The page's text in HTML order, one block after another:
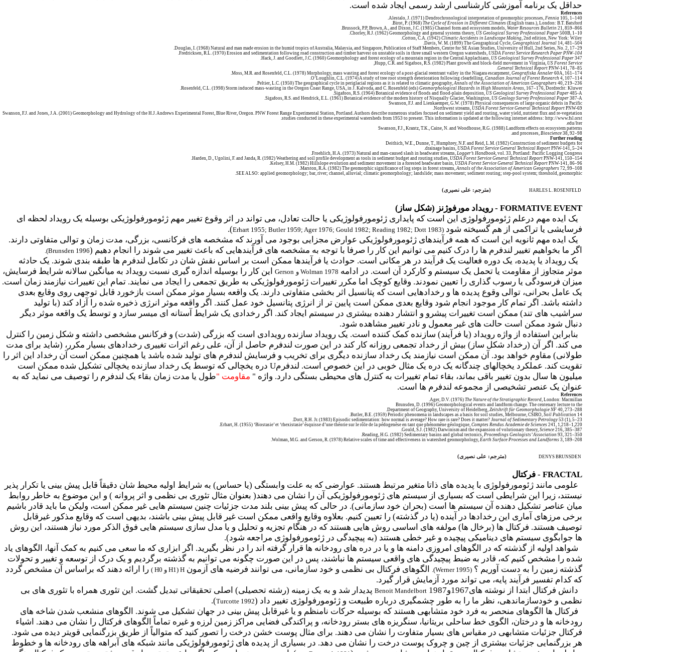
حداقل یک برنامه آموزشی کارشناسی ارشد رسمی ایجاد شده است.
References
Alestalo, J. (1971) Dendrochronological interpretation of geomorphic processes, Fennia 105, 1–140.
Birot, P. (1968) The Cycle of Erosion in Different Climates (English trans.), London: B.T. Batsford.
Brussock, P.P, Brown, A., and Dixon, J.C. (1985) Channel form and ecosystem models, Water Resources Bulletin 21, 859–866.
Chorley, R.J. (1962) Geomorphology and general systems theory, US Geological Survey Professional Paper 500B, 1–10.
Cotton, C.A. (1942) Climatic Accidents in Landscape Making, 2nd edition, New York: Wiley.
Davis, W. M. (1899) The Geographical Cycle, Geographical Journal 14, 481–504.
Douglas, I. (1968) Natural and man made erosion in the humid tropics of Australia, Malaysia, and Singapore, Publication of Staff Members, Centre for SE Asian Studies, University of Hull, 2nd Series, No. 2, 17–29.
Fredricksen, R.L. (1970) Erosion and sedimentation following road construction and timber harvest on unstable soils in three small western Oregon watersheds, USDA Forest Service Research Paper PNW-104
.
Hack, J. and Goodlett, J.C. (1960) Geomorphology and forest ecology of a mountain region in the Central Applachians, US Geological Survey Professional Paper 347.
Hupp, C.R. and Sigafoos, R.S. (1982) Plant growth and block-field movement in Virginia, US Forest Service,
General Technical Report PNW-141, 78–85.
Moss, M.R. and Rosenfeld, C.L. (1978) Morphology, mass wasting and forest ecology of a post-glacial reentrant valley in the Niagara escarpment, Geografiska Annaler 60A, 161–174.
O’Loughlin, C.L. (1974) A study of tree root strength deterioration following clearfelling, Canadian Journal of Forest Research 4, 107–114.
Peltier, L.C. (1950) The geographical cycle in periglacial regions as it is related to climatic geography,Annals of the Association of American Geographers 40, 219–236.
Rosenfeld, C.L. (1998) Storm induced mass-wasting in the Oregon Coast Range, USA, in J. Kalvoda, and C. Rosenfeld (eds) Geomorphological Hazards in High Mountain Areas, 167–176, Dordrecht: Kluwer.
Sigafoos, R.S. (1964) Botanical evidence of floods and flood-plain deposition, US Geological Survey Professional Paper 485-A.
Sigafoos, R.S. and Hendrick, E.L. (1961) Botanical evidence of the modern history of Nisqually Glacier, Washington, US Geology Survey Professional Paper 387-A.
Swanson, F.J. and Lienkaemper, G.W. (1978) Physical consequences of large organic debris in Pacific
Northwest streams, USDA Forest Service General Technical Report PNW-69.
Swanson, F.J. and Jones, J.A. (2001) Geomorphology and Hydrology of the H.J. Andrews Experimental Forest, Blue River, Oregon. PNW Forest Range Experimental Station, Portland. Authors describe numerous studies focused on sediment yield and routing, water yield, nutrient flux and re-vegetation
studies conducted in these experimental watersheds from 1953 to present. This information is updated at the following internet address: http://www.fsl.orst.
edu/lter.
Swanson, F.J., Krantz, T.K., Caine, N. and Woodhouse, R.G. (1988) Landform effects on ecosystem patterns
and processes, Bioscience 38, 92–98.
Further reading
Deithich, W.E., Dunne, T., Humphrey, N.F. and Reid, L.M. (1982) Construction of sediment budgets for
drainage basins, USDA Forest Service General Technical Report PNW-141, 5–24.
Froehlich, H.A. (1973) Natural and man-caused slash in headwater streams, Logger’s Handbook, vol. 33, Portland: Pacific Logging Congress.
Harden, D., Ugolini, F. and Janda, R. (1982) Weathering and soil profile development as tools in sediment budget and routing studies, USDA Forest Service General Technical Report PNW-141, 150–154.
Kelsey, H.M. (1982) Hillslope evolution and sediment movement in a forested headwater basin, USDA Forest Service General Technical Report PNW-141, 86–96.
Marston, R.A. (1982) The geomorphic significance of log steps in forest streams,Annals of the Association of American Geographers 72, 99–108.
SEE ALSO: applied geomorphology; bar, river; channel, alluvial; climatic geomorphology; landslide; mass movement; sediment routing; step-pool system; threshold, geomorphic.
(مترجم: علی نصیری)
FORMATIVE EVENT - رویداد مورفوژنز (شکل ساز)
یک ایده مهم درعلم ژئومورفولوژی این است که پایداری ژئومورفولوژیکی یا حالت تعادل، می تواند در اثر وقوع تغییر مهم ژئومورفولوژیکی بوسیله یک رویداد لحظه ای
فرسایشی یا تراکمی از هم گسیخته شود (
Erhart 1955; Butler 1959; Ager 1976; Gould 1982; Reading 1982; Dott 1983
).
یک ایده مهم ثانویه این است که همه فرآیندهای ژئومورفولوژیکی عوارض مجزایی بوجود می آورند که مشخصه های فرکانسی، بزرگی، مدت زمان و توالی متفاوتی دارند.
اگر ما بخواهیم تغییر لندفرم ها را درک کنیم می توانیم این کار را صرفا با توجه به مشخصه های فرآیندهایی که باعث تغییر می شوند را انجام دهیم (Brunsden 1996
).
یک رویداد یا پدیده، یک دوره فعالیت یک فرآیند در هر مکانی است. حوادث یا فرآیندها ممکن است بر اساس نقش شان در تکامل لندفرم ها طبقه بندی شوند. یک حادثه
موثر متجاوز از مقاومت یا تحمل یک سیستم و کارکرد آن است. در ادامه Wolman 1978 و Gerson
این کار را بوسیله اندازه گیری نسبت رویداد به میانگین سالانه شرایط فرسایش،
میزان فرسودگی یا رسوب گذاری را تعیین نمودند. وقایع کوچک اما مکرر تغییرات ژئومورفولوژیکی به طریق تجمعی را ایجاد می نمایند. تمام این تغییرات نیازمند زمان است.
یک عامل بحرانی، توالی وقوع پدیده ها و رخدادهایی است که پتانسیل اثر بخشی متفاوتی دارند. یک واقعه بسیار موثر ممکن است بازخورد قابل توجهی روی وقایع بعدی
داشته باشد. اگر تمام کار موجود انجام شود وقایع بعدی ممکن است پایین تر از انرژی پتانسیل خود عمل کنند. اگر واقعه موثر انرژی ذخیره شده را آزاد کند (با تولید
سراشیب های تند) ممکن است تغییرات پیشرو و انتشار دهنده بیشتری در سیستم ایجاد کند. اگر رخدادی یک شرایط آستانه ای میسر سازد و توسط یک واقعه موثر دیگر
دنبال شود ممکن است حالت های غیر معمول و نادر تغییر مشاهده شود.
بنابراین استفاده از واژه رویداد (یا فرآیند) سازنده کمک کننده است. یک رویداد سازنده رویدادی است که بزرگی (شدت) و فرکانس مشخصی داشته و شکل زمین را کنترل
می کند. اگر آن (رخداد شکل ساز) بیش از رخداد تجمعی روزانه کار کند در این صورت لندفرم حاصل از آن، علی رغم اثرات تغییری رخدادهای بسیار مکرر، (شاید برای مدت
طولانی) مقاوم خواهد بود. آن ممکن است نیازمند یک رخداد سازنده دیگری برای تخریب و فرسایش لندفرم های تولید شده باشد یا همچنین ممکن است آن رخداد این اثر را
تقویت کند. عملکرد یخچالهای چندگانه یک دره یک مثال خوبی در این خصوص است. لندفرمU دره یخچالی که توسط یک رخداد سازنده یخچالی تشکیل شده ممکن است
میلیون ها سال بدون تغییر باقی بماند، بقاء تمام تغییرات به کنترل های محیطی بستگی دارد. واژه " مقاومت "طول یا مدت زمان بقاء یک لندفرم را توصیف می نماید که به
عنوان یک عنصر تشخیصی از مجموعه لندفرم ها است.
References
Ager, D.V. (1976) The Nature of the Stratigraphic Record, London: Macmillan.
Brunsden, D. (1996) Geomorphological events and landform change. The centenary lecture to the
Department of Geography, University of Heidelberg, Zeitshrift für Geomorphologie NF 40, 273–288.
Butler, B.E. (1959) Periodic phenomena in landscapes as a basis for soil studies, Melbourne, CSIRO, Soil Publication 14.
Dott, R.H. Jr. (1983) Episodic sedimentation: how normal is average? How rare is rare? Does it matter? Journal of Sedimentary Petrology 53 (1), 5–23.
Erhart, H. (1955) ‘Biostasie’ et ‘rhexistasie’ ésquisse d’une théorie sur le rôle de la pédogenèse en tant que phénomène géologique, Comptes Rendus Academie de Sciences 241, 1,218–1,220.
Gould, S.J. (1982) Darwinism and the expansion of volutionary theory, Science 216, 385–387.
Reading, H.G. (1982) Sedimentary basins and global tectonics, Proceedings Geologists’ Association 93, 321–350.
Wolman, M.G. and Gerson, R. (1978) Relative scales of time and effectiveness in watershed geomorphology, Earth Surface Processes and Landforms 3, 189–208.
(مترجم: علی نصیری)
FRACTAL
- فرکتال
علومی مانند ژئومورفولوژی با پدیده های ذاتا متغیر مرتبط هستند. عوارضی که به علت وابستگی (یا حساس) به شرایط اولیه محیط شان دقیقاً قابل پیش بینی یا تکرار پذیر
نیستند، زیرا این شرایطی است که بسیاری از سیستم های ژئومورفولوژیکی آن را نشان می دهند( بعنوان مثال تئوری بی نظمی و اثر پروانه ) و این موضوع به خاطر روابط
میان عناصر تشکیل دهنده آن سیستم ها است (بحران خود سازمانی). در حالی که پیش بینی بلند مدت جزئیات چنین سیستم هایی غیر ممکن است، ولیکن ما باید قادر باشیم
برخی مرزهای آماری این رخدادها در آینده (یا در گذشته) را تعیین کنیم. بعلاوه وقایع واقعی ممکن است غیر قابل پیش بینی باشند، بدیهی است که وقایع مذکور غیرقابل
توصیف هستند. فرکتال ها (برخال ها) مولفه های اساسی روش هایی هستند که در هنگام تجزیه و تحلیل و یا مدل سازی سیستم هایی فوق الذکر مورد نیاز هستند، این روش
ها جوابگوی سیستم های دینامیکی پیچیده و غیر خطی هستند (به پیچیدگی در ژئومورفولوژی مراجعه شود).
شواهد اولیه از گذشته که در الگوهای امروزی دامنه ها و یا در دره های رودخانه ها قرار گرفته اند را در نظر بگیرید. اگر ابزاری که ما سعی می کنیم به کمک آنها، الگوهای یاد
شده را مشخص کنیم که، قادر به ضبط پیچیدگی های واقعی سیستم ها نباشند، پس در این صورت چگونه می توانیم به گذشته برگردیم و یک درک از توسعه و تغییر و تحولات
گذشته زمین را به دست آوریم ؟ (
Werner 1995
). الگوهای فرکتال بی نظمی و خود سازمانی، می توانند فرضیه های آزمون H
(
H1 و H0
) را ارائه دهند که براساس آن مشخص گردد
که کدام تفسیر فرآیند پایه، می تواند مورد آزمایش قرار گیرد.
دانش فرکتال ابتدا از نوشته های1967و1987
Benoit Mandelbort پدیدار شد و به یک زمینه (رشته تحصیلی) اصلی تحقیقاتی تبدیل گشت. این تئوری همراه با تئوری های بی
نظمی و خودسازماندهی، نظر ما را به طور چشمگیری درباره طبیعت و ژئومورفولوژی تغییر داد (Turcotte 1992
).
فرکتال ها الگوهای منحصر به فرد خود متشابهی هستند که بوسیله حرکات نامنظم و یا غیرقابل پیش بینی در جهان تشکیل می شوند. الگوهای منشعب شدن شاخه های
رودخانه ها و درختان، الگوی خط ساحلی بریتانیا، سنگریزه های بستر رودخانه، و پراکندگی فضایی مراکز زمین لرزه و غیره تماماً الگوهای فرکتال را نشان می دهند. اشیاء
فرکتال جزئیات متشابهی در مقیاس های بسیار متفاوت را نشان می دهند. برای مثال پوست خشن درخت را تصور کنید که متوالیاً از طریق بزرگنمایی قویتر دیده می شود.
هر بزرگنمایی جزئیات بیشتری از چین و چروک پوست درخت را نشان می دهد. در بسیاری از پدیده های ژئومورفولوژیکی مانند شبکه های آبراهه های رودخانه ها و خطوط